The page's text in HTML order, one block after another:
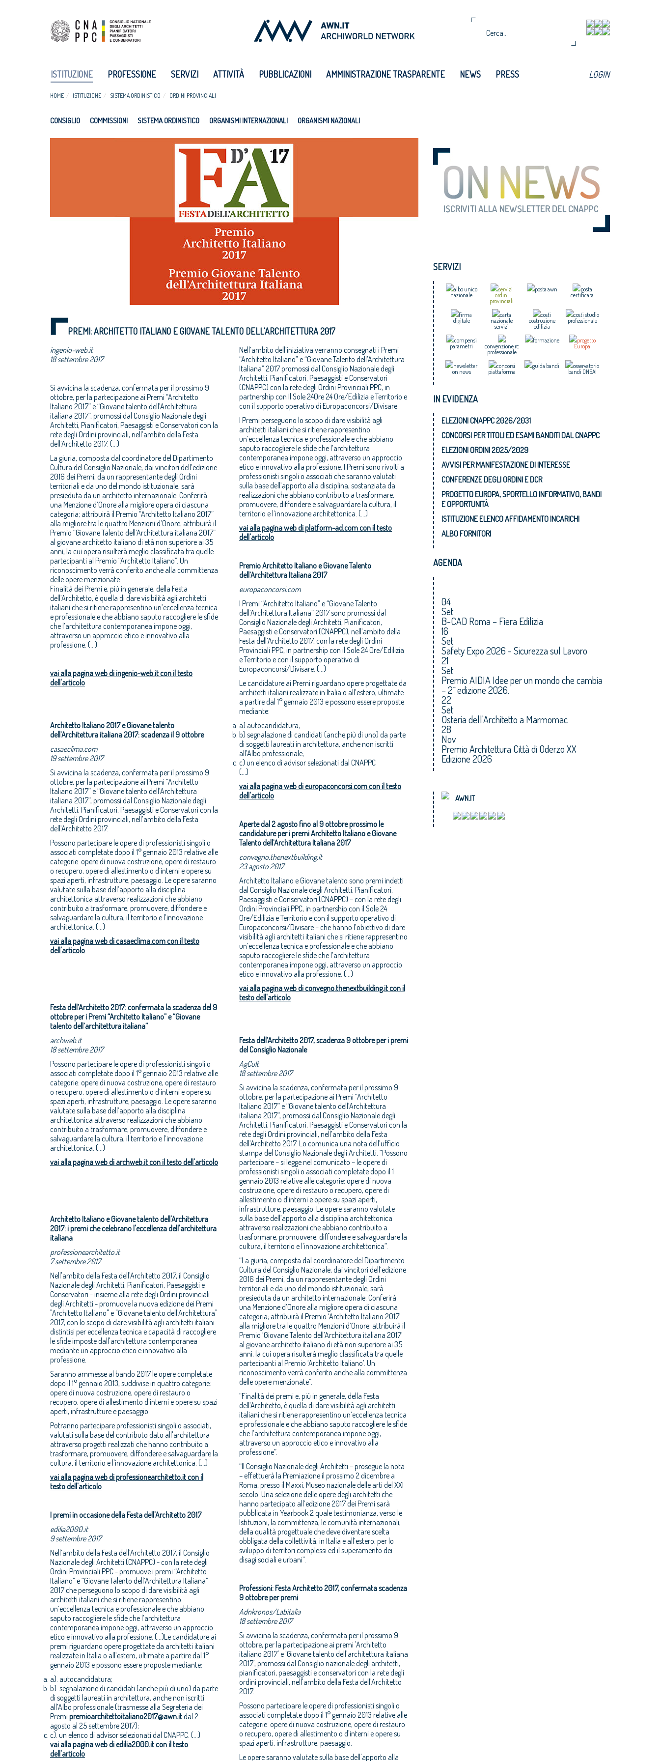
ISTITUZIONE PROFESSIONE SERVIZI ATTIVITÀ PUBBLICAZIONI AMMINISTRAZIONE TRASPARENTE NEWS PRESS LOGIN
HOME ISTITUZIONE SISTEMA ORDINISTICO ORDINI PROVINCIALI
CONSIGLIO COMMISSIONI SISTEMA ORDINISTICO ORGANISMI INTERNAZIONALI ORGANISMI NAZIONALI
PREMI: ARCHITETTO ITALIANO E GIOVANE TALENTO DELL'ARCHITETTURA 2017
ingenio-web.it
18 settembre 2017
Si avvicina la scadenza, confermata per il prossimo 9
ottobre, per la partecipazione ai Premi “Architetto
Italiano 2017” e “Giovane talento dell’Architettura
italiana 2017”, promossi dal Consiglio Nazionale degli
Architetti, Pianificatori, Paesaggisti e Conservatori con la
rete degli Ordini provinciali, nell’ambito della Festa
dell’Architetto 2017. (...)
La giuria, composta dal coordinatore del Dipartimento
Cultura del Consiglio Nazionale, dai vincitori dell’edizione
2016 dei Premi, da un rappresentante degli Ordini
territoriali e da uno del mondo istituzionale, sarà
presieduta da un architetto internazionale. Conferirà
una Menzione d’Onore alla migliore opera di ciascuna
categoria; attribuirà il Premio “Architetto Italiano 2017”
alla migliore tra le quattro Menzioni d’Onore; attribuirà il
Premio “Giovane Talento dell’Architettura italiana 2017”
al giovane architetto italiano di età non superiore ai 35
anni, la cui opera risulterà meglio classificata tra quelle
partecipanti al Premio “Architetto Italiano”. Un
riconoscimento verrà conferito anche alla committenza
delle opere menzionate.
Finalità dei Premi e, più in generale, della Festa
dell’Architetto, è quella di dare visibilità agli architetti
italiani che si ritiene rappresentino un’eccellenza tecnica
e professionale e che abbiano saputo raccogliere le sfide
che l’architettura contemporanea impone oggi,
attraverso un approccio etico e innovativo alla
professione. (...)
vai alla pagina web di ingenio-web.it con il testo
dell'articolo
Architetto Italiano 2017 e Giovane talento
dell’Architettura italiana 2017: scadenza il 9 ottobre
casaeclima.com
19 settembre 2017
Si avvicina la scadenza, confermata per il prossimo 9
ottobre, per la partecipazione ai Premi “Architetto
Italiano 2017” e “Giovane talento dell’Architettura
italiana 2017”, promossi dal Consiglio Nazionale degli
Architetti, Pianificatori, Paesaggisti e Conservatori con la
rete degli Ordini provinciali, nell’ambito della Festa
dell’Architetto 2017.
Possono partecipare le opere di professionisti singoli o
associati completate dopo il 1° gennaio 2013 relative alle
categorie: opere di nuova costruzione, opere di restauro
o recupero, opere di allestimento o d’interni e opere su
spazi aperti, infrastrutture, paesaggio. Le opere saranno
valutate sulla base dell’apporto alla disciplina
architettonica attraverso realizzazioni che abbiano
contribuito a trasformare, promuovere, diffondere e
salvaguardare la cultura, il territorio e l’innovazione
architettonica. (...)
vai alla pagina web di casaeclima.com con il testo
dell'articolo
Festa dell’Architetto 2017: confermata la scadenza del 9
ottobre per i Premi “Architetto Italiano” e “Giovane
talento dell’architettura italiana”
archweb.it
18 settembre 2017
Possono partecipare le opere di professionisti singoli o
associati completate dopo il 1° gennaio 2013 relative alle
categorie: opere di nuova costruzione, opere di restauro
o recupero, opere di allestimento o d’interni e opere su
spazi aperti, infrastrutture, paesaggio. Le opere saranno
valutate sulla base dell’apporto alla disciplina
architettonica attraverso realizzazioni che abbiano
contribuito a trasformare, promuovere, diffondere e
salvaguardare la cultura, il territorio e l’innovazione
architettonica. (...)
vai alla pagina web di archweb.it con il testo dell'articolo
Architetto Italiano e Giovane talento dell'Architettura
2017: i premi che celebrano l'eccellenza dell'architettura
italiana
professionearchitetto.it
7 settembre 2017
Nell'ambito della Festa dell'Architetto 2017, il Consiglio
Nazionale degli Architetti, Pianificatori, Paesaggisti e
Conservatori - insieme alla rete degli Ordini provinciali
degli Architetti - promuove la nuova edizione dei Premi
"Architetto Italiano" e "Giovane talento dell'Architettura"
2017, con lo scopo di dare visibilità agli architetti italiani
distintisi per eccellenza tecnica e capacità di raccogliere
le sfide imposte dall'architettura contemporanea
mediante un approccio etico e innovativo alla
professione.
Saranno ammesse al bando 2017 le opere completate
dopo il 1° gennaio 2013, suddivise in quattro categorie:
opere di nuova costruzione, opere di restauro o
recupero, opere di allestimento d'interni e opere su spazi
aperti, infrastrutture e paesaggio.
Potranno partecipare professionisti singoli o associati,
valutati sulla base del contributo dato all'architettura
attraverso progetti realizzati che hanno contribuito a
trasformare, promuovere, diffondere e salvaguardare la
cultura, il territorio e l'innovazione architettonica. (...)
vai alla pagina web di professionearchitetto.it con il
testo dell'articolo
I premi in occasione della Festa dell'Architetto 2017
edilia2000.it
9settembre 2017
Nell’ambito della Festa dell’Architetto 2017, il Consiglio
Nazionale degli Architetti (CNAPPC) - con la rete degli
Ordini Provinciali PPC - promuove i premi “Architetto
Italiano” e “Giovane Talento dell’Architettura Italiana”
2017 che perseguono lo scopo di dare visibilità agli
architetti italiani che si ritiene rappresentino
un’eccellenza tecnica e professionale e che abbiano
saputo raccogliere le sfide che l’architettura
contemporanea impone oggi, attraverso un approccio
etico e innovativo alla professione. (...)Le candidature ai
premi riguardano opere progettate da architetti italiani
realizzate in Italia o all’estero, ultimate a partire dal 1°
gennaio 2013 e possono essere proposte mediante:
a). autocandidatura;
b). segnalazione di candidati (anche più di uno) da parte
di soggetti laureati in architettura, anche non iscritti
all’Albo professionale (trasmesse alla Segreteria dei
Premi premioarchitettoitaliano2017@awn.itdal 2
agosto al 25 settembre 2017);
c). un elenco di advisor selezionati dal CNAPPC. (...)
vai alla pagina web di edilia2000.it con il testo
dell'articolo
Nell’ambito dell’iniziativa verranno consegnati i Premi
“Architetto Italiano” e “Giovane Talento dell’Architettura
Italiana” 2017 promossi dal Consiglio Nazionale degli
Architetti, Pianificatori, Paesaggisti e Conservatori
(CNAPPC) con la rete degli Ordini Provinciali PPC, in
partnership con Il Sole 24Ore 24 Ore/Edilizia e Territorio e
con il supporto operativo di Europaconcorsi/Divisare.
I Premi perseguono lo scopo di dare visibilità agli
architetti italiani che si ritiene rappresentino
un’eccellenza tecnica e professionale e che abbiano
saputo raccogliere le sfide che l’architettura
contemporanea impone oggi, attraverso un approccio
etico e innovativo alla professione. I Premi sono rivolti a
professionisti singoli o associati che saranno valutati
sulla base dell’apporto alla disciplina, sostanziata da
realizzazioni che abbiano contribuito a trasformare,
promuovere, diffondere e salvaguardare la cultura, il
territorio e l’innovazione architettonica. (...)
vai alla pagina web di platform-ad.com con il testo
dell'articolo
Premio Architetto Italiano e Giovane Talento
dell’Architettura Italiana 2017
europaconcorsi.com
I Premi “Architetto Italiano” e “Giovane Talento
dell’Architettura Italiana” 2017 sono promossi dal
Consiglio Nazionale degli Architetti, Pianificatori,
Paesaggisti e Conservatori (CNAPPC), nell’ambito della
Festa dell’Architetto 2017, con la rete degli Ordini
Provinciali PPC, in partnership con il Sole 24 Ore/Edilizia
e Territorio e con il supporto operativo di
Europaconcorsi/Divisare. (...)
Le candidature ai Premi riguardano opere progettate da
architetti italiani realizzate in Italia o all’estero, ultimate
a partire dal 1° gennaio 2013 e possono essere proposte
mediante:
a) autocandidatura;
b) segnalazione di candidati (anche più di uno) da parte
di soggetti laureati in architettura, anche non iscritti
all’Albo professionale;
c) un elenco di advisor selezionati dal CNAPPC
(...)
vai alla pagina web di europaconcorsi.com con il testo
dell'articolo
Aperte dal 2 agosto fino al 9 ottobre prossimo le
candidature per i premi Architetto Italiano e Giovane
Talento dell’Architettura Italiana 2017
convegno.thenextbuilding.it
23 agosto 2017
Architetto Italiano e Giovane talento sono premi indetti
dal Consiglio Nazionale degli Architetti, Pianificatori,
Paesaggisti e Conservatori (CNAPPC) – con la rete degli
Ordini Provinciali PPC, in partnership con il Sole 24
Ore/Edilizia e Territorio e con il supporto operativo di
Europaconcorsi/Divisare – che hanno l’obiettivo di dare
visibilità agli architetti italiani che si ritiene rappresentino
un’eccellenza tecnica e professionale e che abbiano
saputo raccogliere le sfide che l’architettura
contemporanea impone oggi, attraverso un approccio
etico e innovativo alla professione. (...)
vai alla pagina web di convegno.thenextbuilding.it con il
testo dell'articolo
Festa dell’Architetto 2017, scadenza 9 ottobre per i premi
del Consiglio Nazionale
AgCult
18 settembre 2017
Si avvicina la scadenza, confermata per il prossimo 9
ottobre, per la partecipazione ai Premi “Architetto
Italiano 2017” e “Giovane talento dell’Architettura
italiana 2017”, promossi dal Consiglio Nazionale degli
Architetti, Pianificatori, Paesaggisti e Conservatori con la
rete degli Ordini provinciali, nell’ambito della Festa
dell’Architetto 2017. Lo comunica una nota dell’ufficio
stampa del Consiglio Nazionale degli Architetti. “Possono
partecipare – si legge nel comunicato – le opere di
professionisti singoli o associati completate dopo il 1
gennaio 2013 relative alle categorie: opere di nuova
costruzione, opere di restauro o recupero, opere di
allestimento o d’interni e opere su spazi aperti,
infrastrutture, paesaggio. Le opere saranno valutate
sulla base dell’apporto alla disciplina architettonica
attraverso realizzazioni che abbiano contribuito a
trasformare, promuovere, diffondere e salvaguardare la
cultura, il territorio e l’innovazione architettonica”.
“La giuria, composta dal coordinatore del Dipartimento
Cultura del Consiglio Nazionale, dai vincitori dell’edizione
2016 dei Premi, da un rappresentante degli Ordini
territoriali e da uno del mondo istituzionale, sarà
presieduta da un architetto internazionale. Conferirà
una Menzione d’Onore alla migliore opera di ciascuna
categoria; attribuirà il Premio ‘Architetto Italiano 2017’
alla migliore tra le quattro Menzioni d’Onore; attribuirà il
Premio ‘Giovane Talento dell’Architettura italiana 2017’
al giovane architetto italiano di età non superiore ai 35
anni, la cui opera risulterà meglio classificata tra quelle
partecipanti al Premio ‘Architetto Italiano’. Un
riconoscimento verrà conferito anche alla committenza
delle opere menzionate”.
“Finalità dei premi e, più in generale, della Festa
dell’Architetto, è quella di dare visibilità agli architetti
italiani che si ritiene rappresentino un’eccellenza tecnica
e professionale e che abbiano saputo raccogliere le sfide
che l’architettura contemporanea impone oggi,
attraverso un approccio etico e innovativo alla
professione”.
“Il Consiglio Nazionale degli Architetti – prosegue la nota
– effettuerà la Premiazione il prossimo 2 dicembre a
Roma, presso il Maxxi, Museo nazionale delle arti del XXI
secolo. Una selezione delle opere degli architetti che
hanno partecipato all’edizione 2017 dei Premi sarà
pubblicata in Yearbook 2 quale testimonianza, verso le
Istituzioni, la committenza, le comunità internazionali,
della qualità progettuale che deve diventare scelta
obbligata della collettività, in Italia e all’estero, per lo
sviluppo di territori complessi ed il superamento dei
disagi sociali e urbani”.
Professioni: Festa Architetto 2017, confermata scadenza
9 ottobre per premi
Adnkronos/Labitalia
18 settembre 2017
Si avvicina la scadenza, confermata per il prossimo 9
ottobre, per la partecipazione ai premi 'Architetto
italiano 2017' e 'Giovane talento dell'architettura italiana
2017', promossi dal Consiglio nazionale degli architetti,
pianificatori, paesaggisti e conservatori con la rete degli
ordini provinciali, nell'ambito della Festa dell'Architetto
2017.
Possono partecipare le opere di professionisti singoli o
associati completate dopo il 1° gennaio 2013 relative alle
categorie: opere di nuova costruzione, opere di restauro
o recupero, opere di allestimento o d'interni e opere su
spazi aperti, infrastrutture, paesaggio.
Le opere saranno valutate sulla base dell'apporto alla
SERVIZI
albo unico
nazionale
servizi
ordini
provinciali
posta awn
posta
certificata
firma
digitale
carta
nazionale
servizi
costi
costruzione
edilizia
costi studio
professionale
compensi
parametri
convenzione rc
professionale
formazione
progetto
Europa
newsletter
on news
concorsi
piattaforma
guida bandi
osservatorio
bandi ONSAI
IN EVIDENZA
ELEZIONI CNAPPC 2026/2031
CONCORSI PER TITOLI ED ESAMI BANDITI DAL CNAPPC
ELEZIONI ORDINI 2025/2029
AVVISI PER MANIFESTAZIONE DI INTERESSE
CONFERENZE DEGLI ORDINI E DCR
PROGETTO EUROPA, SPORTELLO INFORMATIVO, BANDI
E OPPORTUNITÀ
ISTITUZIONE ELENCO AFFIDAMENTO INCARICHI
ALBO FORNITORI
AGENDA
04
Set
B-CAD Roma – Fiera Edilizia
16
Set
Safety Expo 2026 - Sicurezza sul Lavoro
21
Set
Premio AIDIA Idee per un mondo che cambia
– 2^ edizione 2026.
22
Set
Osteria dell'Architetto a Marmomac
28
Nov
Premio Architettura Città di Oderzo XX
Edizione 2026
AWN.IT